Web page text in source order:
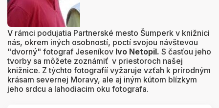
V rámci podujatia Partnerské mesto Šumperk v knižnici
nás, okrem iných osobností, poctí svojou návštevou
"dvorný" fotograf Jeseníkov Ivo Netopil. S časťou jeho
tvorby sa môžete zoznámiť v priestoroch našej
knižnice. Z týchto fotografíí vyžaruje vzťah k prírodným
krásam severnej Moravy, ale aj iným kútom blízkym
jeho srdcu a lahodiacim oku fotografa.